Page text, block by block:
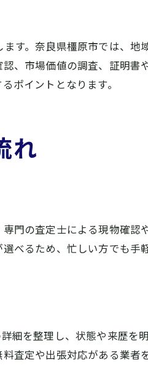
す。奈良県橿原市では、地
、市場価値の調査、証明書
ポイントとなります。
れ
門の査定士による現物確認
べるため、忙しい方でも手
細を整理し、状態や来歴を
査定や出張対応がある業者